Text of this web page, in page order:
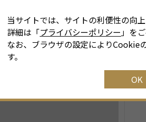
当サイトでは、サイトの利便性の向
詳細は「プライバシーポリシー」を
なお、ブラウザの設定によりCookie
す。
OK